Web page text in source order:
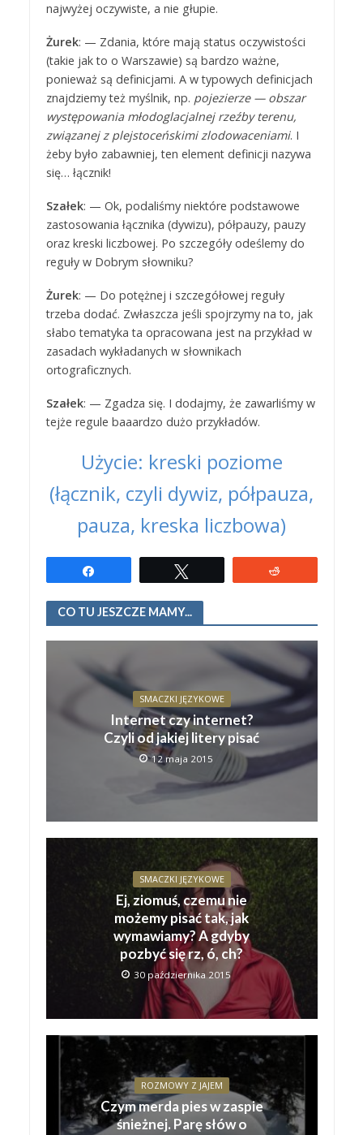
najwyżej oczywiste, a nie głupie.
Żurek: — Zdania, które mają status oczywistości
(takie jak to o Warszawie) są bardzo ważne,
ponieważ są definicjami. A w typowych definicjach
znajdziemy też myślnik, np. pojezierze — obszar
występowania młodoglacjalnej rzeźby terenu,
związanej z plejstoceńskimi zlodowaceniami. I
żeby było zabawniej, ten element definicji nazywa
się… łącznik!
Szałek: — Ok, podaliśmy niektóre podstawowe
zastosowania łącznika (dywizu), półpauzy, pauzy
oraz kreski liczbowej. Po szczegóły odeślemy do
reguły w Dobrym słowniku?
Żurek: — Do potężnej i szczegółowej reguły
trzeba dodać. Zwłaszcza jeśli spojrzymy na to, jak
słabo tematyka ta opracowana jest na przykład w
zasadach wykładanych w słownikach
ortograficznych.
Szałek: — Zgadza się. I dodajmy, że zawarliśmy w
tejże regule baaardzo dużo przykładów.
Użycie: kreski poziome
(łącznik, czyli dywiz, półpauza,
pauza, kreska liczbowa)
CO TU JESZCZE MAMY...
SMACZKI JĘZYKOWE
Internet czy internet?
Czyli od jakiej litery pisać
12 maja 2015
SMACZKI JĘZYKOWE
Ej, ziomuś, czemu nie
możemy pisać tak, jak
wymawiamy? A gdyby
pozbyć się rz, ó, ch?
30 października 2015
ROZMOWY Z JAJEM
Czym merda pies w zaspie
śnieżnej. Parę słów o